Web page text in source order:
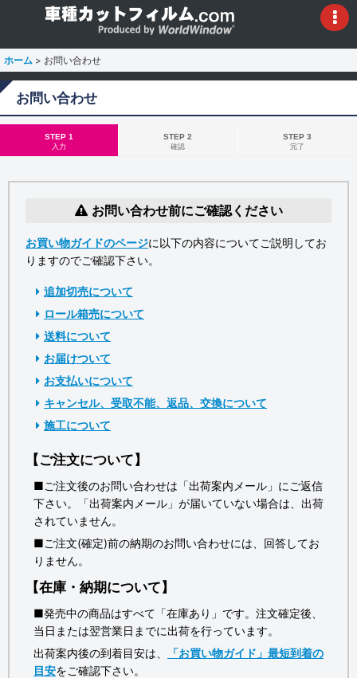
ホーム > お問い合わせ
お問い合わせ
STEP 1
入力
STEP 2
確認
STEP 3
完了
お問い合わせ前にご確認ください
お買い物ガイドのページに以下の内容についてご説明してお
りますのでご確認下さい。
追加切売について
ロール箱売について
送料について
お届けついて
お支払いについて
キャンセル、受取不能、返品、交換について
施工について
【ご注文について】
■ご注文後のお問い合わせは「出荷案内メール」にご返信
下さい。「出荷案内メール」が届いていない場合は、出荷
されていません。
■ご注文(確定)前の納期のお問い合わせには、回答してお
りません。
【在庫・納期について】
■発売中の商品はすべて「在庫あり」です。注文確定後、
当日または翌営業日までに出荷を行っています。
出荷案内後の到着目安は、
「お買い物ガイド」最短到着の
目安をご確認下さい。